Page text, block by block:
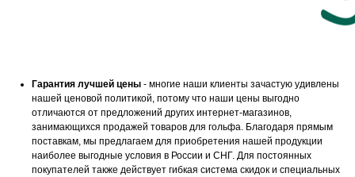
Гарантия лучшей цены - многие наши клиенты зачастую удивлены
нашей ценовой политикой, потому что наши цены выгодно
отличаются от предложений других интернет-магазинов,
занимающихся продажей товаров для гольфа. Благодаря прямым
поставкам, мы предлагаем для приобретения нашей продукции
наиболее выгодные условия в России и СНГ. Для постоянных
покупателей также действует гибкая система скидок и специальных